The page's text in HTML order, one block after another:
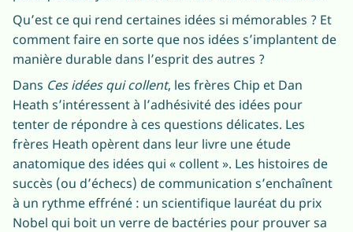
Qu’est ce qui rend certaines idées si mémorables ? Et
comment faire en sorte que nos idées s’implantent de
manière durable dans l’esprit des autres ?
Dans Ces idées qui collent, les frères Chip et Dan
Heath s’intéressent à l’adhésivité des idées pour
tenter de répondre à ces questions délicates. Les
frères Heath opèrent dans leur livre une étude
anatomique des idées qui « collent ». Les histoires de
succès (ou d’échecs) de communication s’enchaînent
à un rythme effréné : un scientifique lauréat du prix
Nobel qui boit un verre de bactéries pour prouver sa